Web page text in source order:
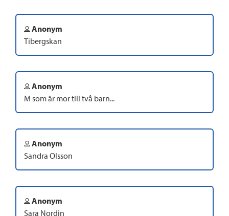
Anonym
Tibergskan
Anonym
M som är mor till två barn...
Anonym
Sandra Olsson
Anonym
Sara Nordin